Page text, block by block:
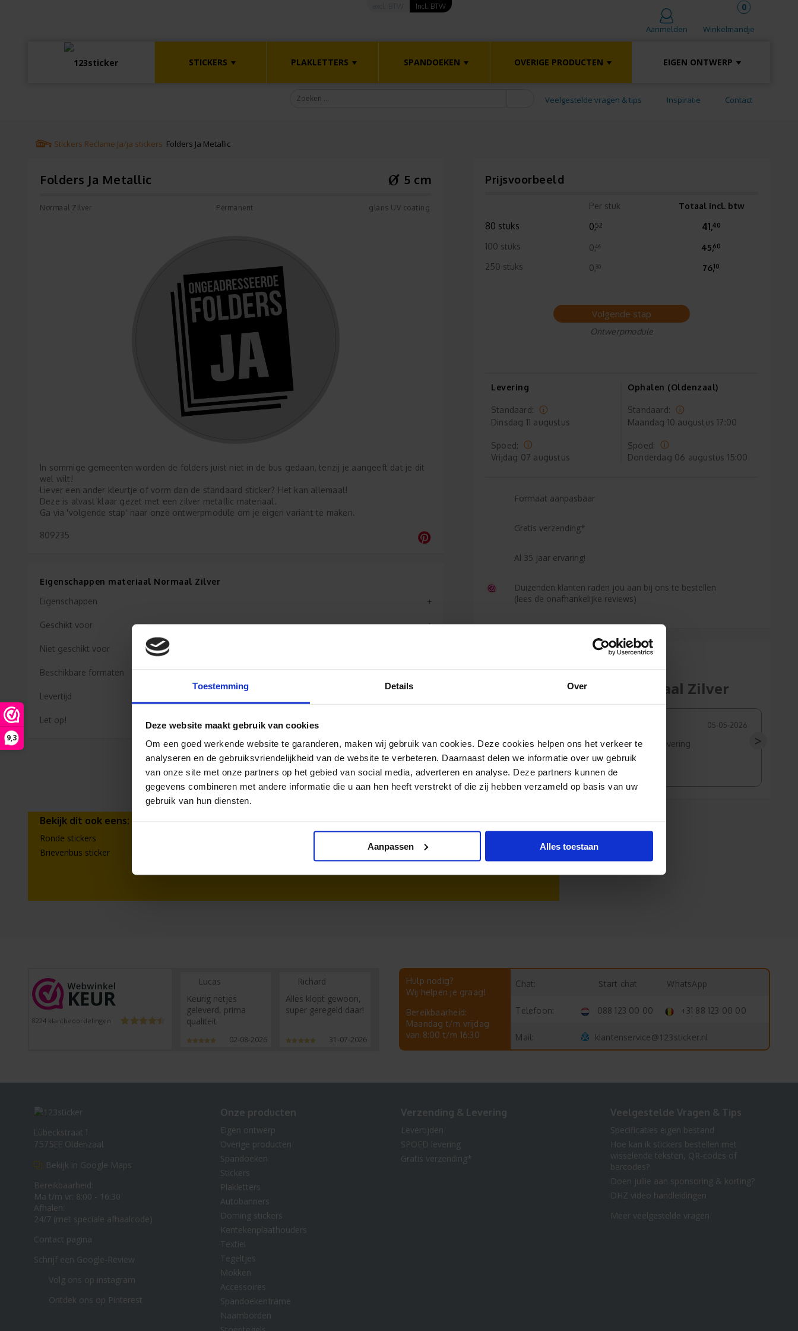
9,3
Toestemming Details Over
Deze website maakt gebruik van cookies
Om een goed werkende website te garanderen, maken wij gebruik van cookies. Deze cookies helpen ons het verkeer te
analyseren en de gebruiksvriendelijkheid van de website te verbeteren. Daarnaast delen we informatie over uw gebruik
van onze site met onze partners op het gebied van social media, adverteren en analyse. Deze partners kunnen de
gegevens combineren met andere informatie die u aan hen heeft verstrekt of die zij hebben verzameld op basis van uw
gebruik van hun diensten.
Aanpassen Alles toestaan
Aanmelden Winkelmandje
0
STICKERS PLAKLETTERS SPANDOEKEN OVERIGE PRODUCTEN EIGEN ONTWERP
Veelgestelde vragen & tips Inspiratie Contact
Incl. BTW
Stickers Reclame Ja/ja stickers Folders Ja Metallic
Folders Ja Metallic 5 cm
Normaal Zilver Permanent glans UV coating
In sommige gemeenten worden de folders juist niet in de bus gedaan, tenzij je aangeeft dat je dit
wel wilt!
Liever een ander kleurtje of vorm dan de standaard sticker? Het kan allemaal!
Deze is alvast klaar gezet met een zilver metallic materiaal.
Ga via 'volgende stap' naar onze ontwerpmodule om je eigen variant te maken.
809235
Eigenschappen materiaal Normaal Zilver
Eigenschappen
Geschikt voor
Niet geschikt voor
Beschikbare formaten
Levertijd
Let op!
Prijsvoorbeeld
Per stuk Totaal incl. btw
80 stuks 0,52 41,40
100 stuks 0,46 45,60
250 stuks 0,30 76,10
Volgende stap
Ontwerpmodule
Levering
Standaard:
Dinsdag 11 augustus
Spoed:
Vrijdag 07 augustus
Ophalen (Oldenzaal)
Standaard:
Maandag 10 augustus 17:00
Spoed:
Donderdag 06 augustus 15:00
Formaat aanpasbaar
Gratis verzending*
Al 35 jaar ervaring!
Duizenden klanten raden jou aan bij ons te bestellen
(lees de onafhankelijke reviews)
Normaal Zilver
Alles goed afgewerkt, zoals
altijd!
05-05-2026
Snelle levering
< >
Bekijk dit ook eens:
Ronde stickers
Brievenbus sticker
8224 klantbeoordelingen
Lucas
Keurig netjes
geleverd, prima
qualiteit
02-08-2026
Richard
Alles klopt gewoon,
super geregeld daar!
31-07-2026
Hulp nodig?
Wij helpen je graag!
Bereikbaarheid:
Maandag t/m vrijdag
van 8:00 t/m 16:30
Chat: Start chat WhatsApp
Telefoon: 088 123 00 00 +31 88 123 00 00
Mail: klantenservice@123sticker.nl
Lübeckstraat 1
7575EE Oldenzaal
Bekijk in Google Maps
Bereikbaarheid:
Ma t/m vr: 8:00 - 16:30
Afhalen:
24/7 (met speciale afhaalcode)
Contact pagina
Schrijf een Google-Review
Volg ons op instagram
Ontdek ons op Pinterest
Onze producten
Eigen ontwerp
Overige producten
Spandoeken
Stickers
Plakletters
Autobanners
Doming stickers
Kentekenplaathouders
Textiel
Tegeltjes
Mokken
Accessoires
Spandoekenframe
Naamborden
Verzending & Levering
Levertijden
SPOED levering
Gratis verzending*
Veelgestelde Vragen & Tips
Specificaties eigen bestand
Hoe kan ik stickers bestellen met
wisselende teksten, QR-codes of
barcodes?
Doen jullie aan sponsoring & korting?
DHZ video handleidingen
Meer veelgestelde vragen